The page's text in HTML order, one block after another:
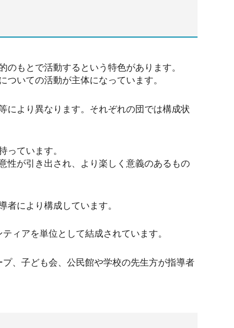
もとで活動するという特色があります。
いての活動が主体になっています。
により異なります。それぞれの団では構成状
っています。
性が引き出され、より楽しく意義のあるもの
により構成しています。
ィアを単位として結成されています。
、子ども会、公民館や学校の先生方が指導者